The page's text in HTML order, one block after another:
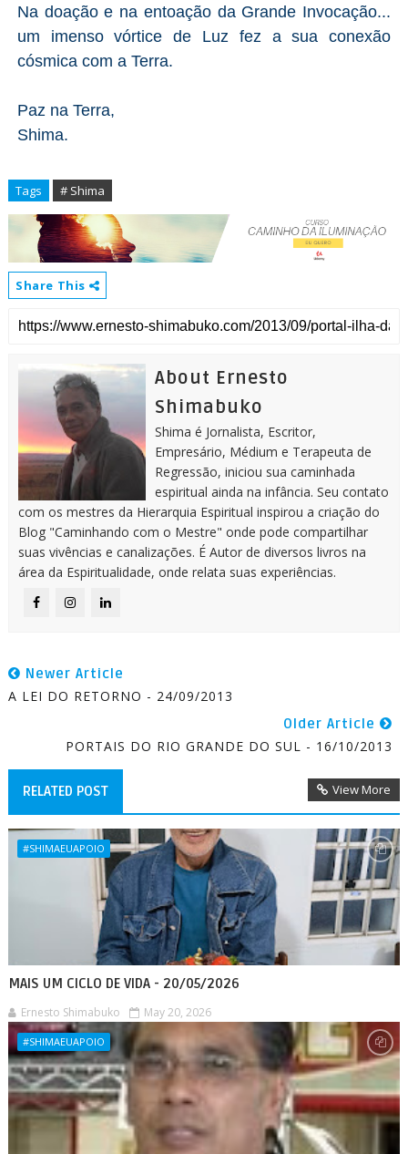
Na doação e na entoação da Grande Invocação...
um imenso vórtice de Luz fez a sua conexão
cósmica com a Terra.
Paz na Terra,
Shima.
Tags # Shima
Share This
About Ernesto
Shimabuko
Shima é Jornalista, Escritor,
Empresário, Médium e Terapeuta de
Regressão, iniciou sua caminhada
espiritual ainda na infância. Seu contato
com os mestres da Hierarquia Espiritual inspirou a criação do
Blog "Caminhando com o Mestre" onde pode compartilhar
suas vivências e canalizações. É Autor de diversos livros na
área da Espiritualidade, onde relata suas experiências.
Newer Article
A LEI DO RETORNO - 24/09/2013
Older Article
PORTAIS DO RIO GRANDE DO SUL - 16/10/2013
RELATED POST View More
#SHIMAEUAPOIO
MAIS UM CICLO DE VIDA - 20/05/2026
Ernesto Shimabuko May 20, 2026
#SHIMAEUAPOIO